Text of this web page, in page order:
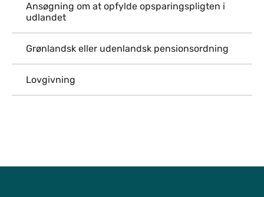
Ansøgning om at opfylde opsparingspligten i
udlandet
Grønlandsk eller udenlandsk pensionsordning
Lovgivning